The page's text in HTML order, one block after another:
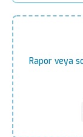
Rapor veya